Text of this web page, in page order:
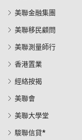
美聯金融集團
美聯移民顧問
美聯測量師行
香港置業
經絡按揭
美聯會
美聯大學堂
駿聯信貸*